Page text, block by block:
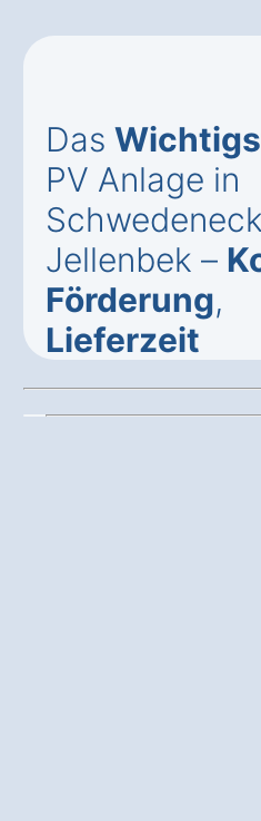
Das
PV Anlage in
Schwedeneck
Jellenbek –
Förderung,
Lieferzeit